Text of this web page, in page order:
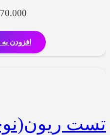
70.000
افزودن
تست